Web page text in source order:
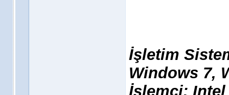
İşletim
Windows 7,
İşlemci: Intel